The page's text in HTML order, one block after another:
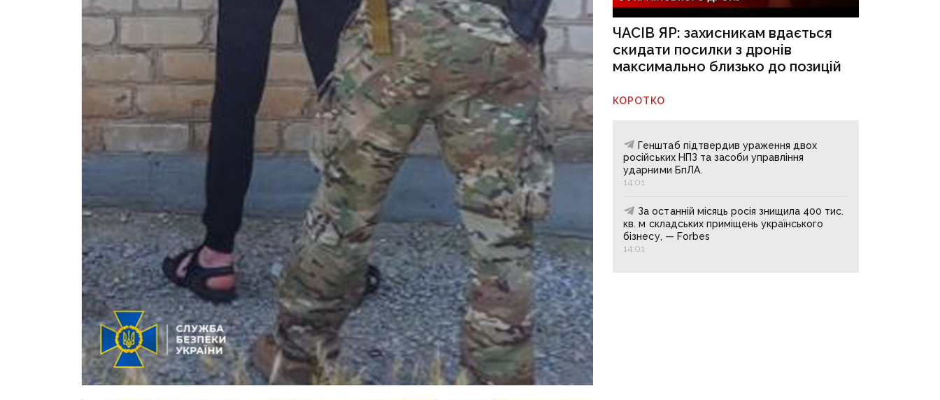
ЧАСІВ ЯР: захисникам вдається
скидати посилки з дронів
максимально близько до позицій
КОРОТКО
Генштаб підтвердив ураження двох
російських НПЗ та засоби управління
ударними БпЛА.
14:01
За останній місяць росія знищила 400 тис.
кв. м складських приміщень українського
бізнесу, — Forbes
14:01